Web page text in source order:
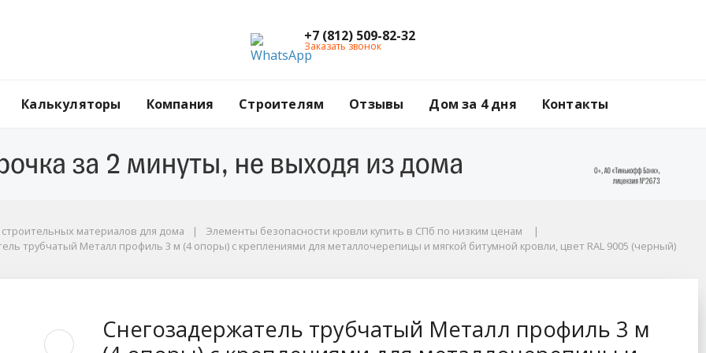
+7 (812) 509-82-32
Заказать звонок
Калькуляторы Компания Строителям Отзывы Дом за 4 дня Контакты
для металлочерепицы и мягкой битумной кровли, цвет RAL 9005 (черный)
строительных материалов для дома
Элементы безопасности кровли купить в СПб по низким ценам
трубчатый Металл профиль 3 м (4 опоры) с креплениями для металлочерепицы и мягкой битумной кровли, цвет RAL 9005 (черный)
Снегозадержатель трубчатый Металл профиль 3 м